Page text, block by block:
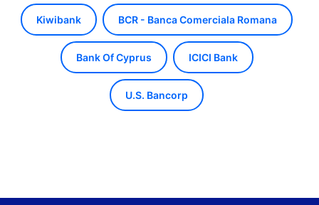
Kiwibank BCR - Banca Comerciala Romana
Bank Of Cyprus ICICI Bank
U.S. Bancorp